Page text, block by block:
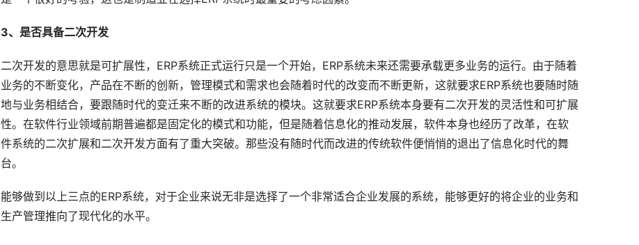
3、是否具备二次开发
二次开发的意思就是可扩展性，ERP系统正式运行只是一个开始，ERP系统未来还需要承载更多业务的运行。由于随着
业务的不断变化，产品在不断的创新，管理模式和需求也会随着时代的改变而不断更新，这就要求ERP系统也要随时随
地与业务相结合，要跟随时代的变迁来不断的改进系统的模块。这就要求ERP系统本身要有二次开发的灵活性和可扩展
性。在软件行业领域前期普遍都是固定化的模式和功能，但是随着信息化的推动发展，软件本身也经历了改革，在软
件系统的二次扩展和二次开发方面有了重大突破。那些没有随时代而改进的传统软件便悄悄的退出了信息化时代的舞
台。
能够做到以上三点的ERP系统，对于企业来说无非是选择了一个非常适合企业发展的系统，能够更好的将企业的业务和
生产管理推向了现代化的水平。